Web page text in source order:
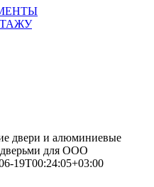
двери и алюминиевые
дверьми для ООО
19T00:24:05+03:00